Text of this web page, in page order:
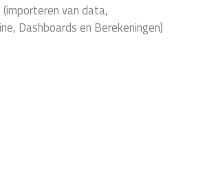
van data,
Dashboards en Berekeningen)